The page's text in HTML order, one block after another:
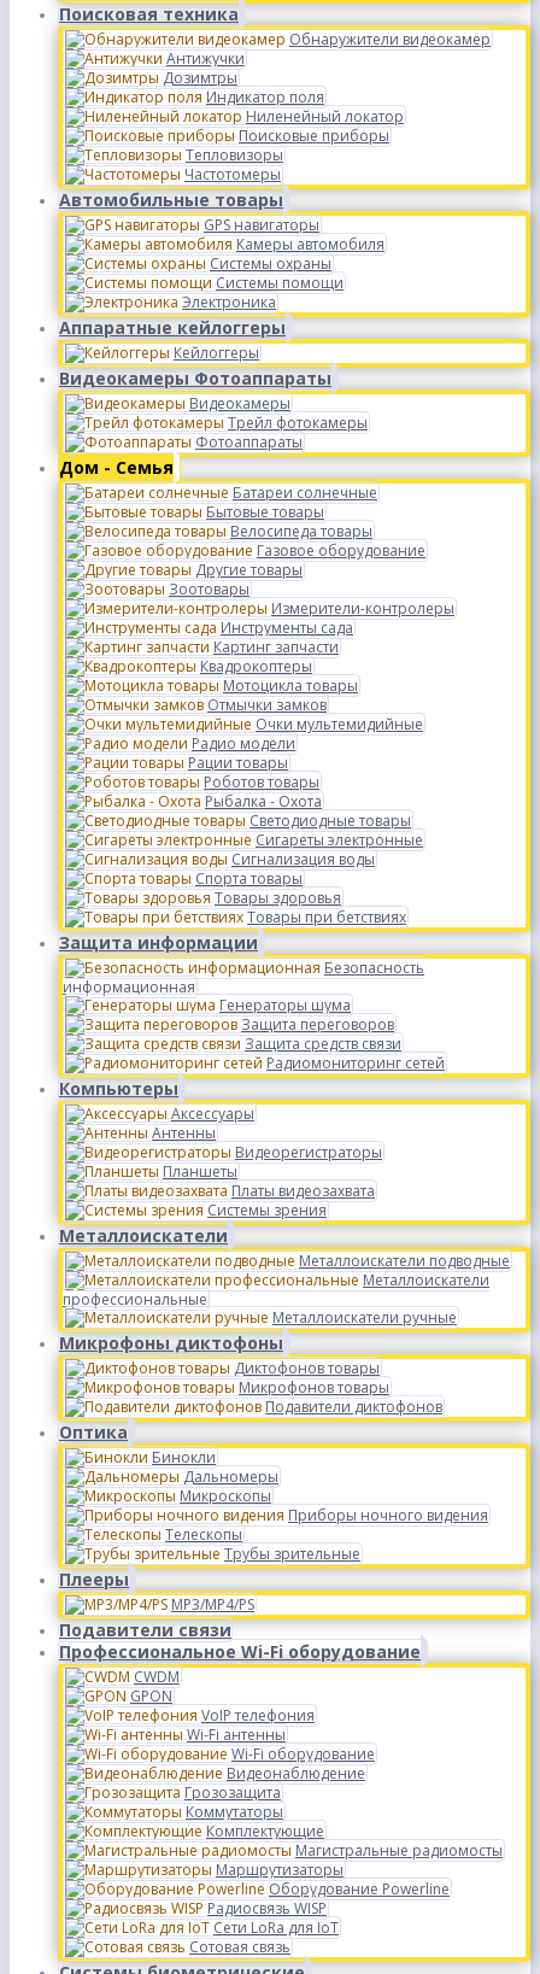
Поисковая техника
Обнаружители видеокамер
Антижучки
Дозимтры
Индикатор поля
Ниленейный локатор
Поисковые приборы
Тепловизоры
Частотомеры
Автомобильные товары
GPS навигаторы
Камеры автомобиля
Системы охраны
Системы помощи
Электроника
Аппаратные кейлоггеры
Кейлоггеры
Видеокамеры Фотоаппараты
Видеокамеры
Трейл фотокамеры
Фотоаппараты
Дом - Семья
Батареи солнечные
Бытовые товары
Велосипеда товары
Газовое оборудование
Другие товары
Зоотовары
Измерители-контролеры
Инструменты сада
Картинг запчасти
Квадрокоптеры
Мотоцикла товары
Отмычки замков
Очки мультемидийные
Радио модели
Рации товары
Роботов товары
Рыбалка - Охота
Светодиодные товары
Сигареты электронные
Сигнализация воды
Спорта товары
Товары здоровья
Товары при бетствиях
Защита информации
Безопасность
информационная
Генераторы шума
Защита переговоров
Защита средств связи
Радиомониторинг сетей
Компьютеры
Аксессуары
Антенны
Видеорегистраторы
Планшеты
Платы видеозахвата
Системы зрения
Металлоискатели
Металлоискатели подводные
Металлоискатели
профессиональные
Металлоискатели ручные
Микрофоны диктофоны
Диктофонов товары
Микрофонов товары
Подавители диктофонов
Оптика
Бинокли
Дальномеры
Микроскопы
Приборы ночного видения
Телескопы
Трубы зрительные
Плееры
MP3/MP4/PS
Подавители связи
Профессиональное Wi-Fi оборудование
CWDM
GPON
VoIP телефония
Wi-Fi антенны
Wi-Fi оборудование
Видеонаблюдение
Грозозащита
Коммутаторы
Комплектующие
Магистральные радиомосты
Маршрутизаторы
Оборудование Powerline
Радиосвязь WISP
Сети LoRa для IoT
Сотовая связь